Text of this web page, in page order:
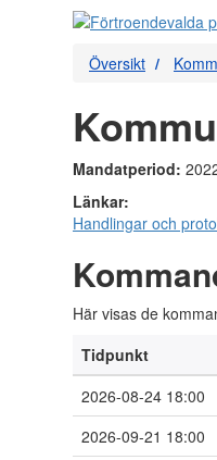
Översikt
Mandatperiod:
Länkar:
Handlingar och
Här visas de
Tidpunkt
2026-08-24 18:00
2026-09-21 18:00